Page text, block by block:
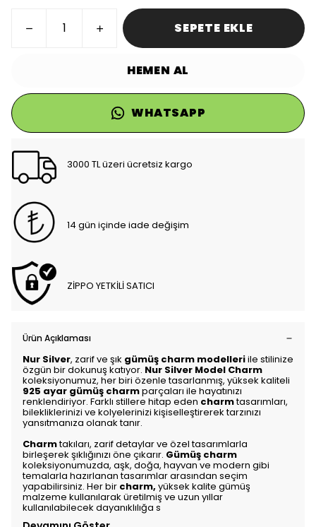
SEPETE EKLE
HEMEN AL
WHATSAPP
3000 TL üzeri ücretsiz kargo
14 gün içinde iade değişim
ZİPPO YETKİLİ SATICI
Ürün Açıklaması
Nur Silver, zarif ve şık gümüş charm modelleriile stilinize
özgün bir dokunuş katıyor. Nur Silver Model Charm
koleksiyonumuz, her biri özenle tasarlanmış, yüksek kaliteli
925 ayar gümüş charmparçaları ile hayatınızı
renklendiriyor. Farklı stillere hitap eden charmtasarımları,
bilekliklerinizi ve kolyelerinizi kişiselleştirerek tarzınızı
yansıtmanıza olanak tanır.
Charmtakıları, zarif detaylar ve özel tasarımlarla
birleşerek şıklığınızı öne çıkarır. Gümüş charm
koleksiyonumuzda, aşk, doğa, hayvan ve modern gibi
temalarla hazırlanan tasarımlar arasından seçim
yapabilirsiniz. Her bir charm, yüksek kalite gümüş
malzeme kullanılarak üretilmiş ve uzun yıllar
kullanılabilecek dayanıklılığa s